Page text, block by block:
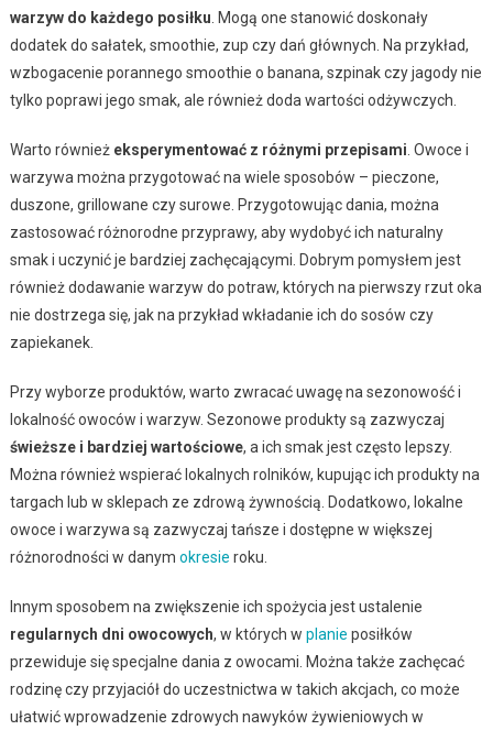
warzyw do każdego posiłku . Mogą one stanowić doskonały
dodatek do sałatek, smoothie, zup czy dań głównych. Na przykład,
wzbogacenie porannego smoothie o banana, szpinak czy jagody nie
tylko poprawi jego smak, ale również doda wartości odżywczych.
Warto również eksperymentować z różnymi przepisami . Owoce i
warzywa można przygotować na wiele sposobów – pieczone,
duszone, grillowane czy surowe. Przygotowując dania, można
zastosować różnorodne przyprawy, aby wydobyć ich naturalny
smak i uczynić je bardziej zachęcającymi. Dobrym pomysłem jest
również dodawanie warzyw do potraw, których na pierwszy rzut oka
nie dostrzega się, jak na przykład wkładanie ich do sosów czy
zapiekanek.
Przy wyborze produktów, warto zwracać uwagę na sezonowość i
lokalność owoców i warzyw. Sezonowe produkty są zazwyczaj
świeższe i bardziej wartościowe, a ich smak jest często lepszy.
Można również wspierać lokalnych rolników, kupując ich produkty na
targach lub w sklepach ze zdrową żywnością. Dodatkowo, lokalne
owoce i warzywa są zazwyczaj tańsze i dostępne w większej
różnorodności w danym okresie roku.
Innym sposobem na zwiększenie ich spożycia jest ustalenie
regularnych dni owocowych, w których w planie posiłków
przewiduje się specjalne dania z owocami. Można także zachęcać
rodzinę czy przyjaciół do uczestnictwa w takich akcjach, co może
ułatwić wprowadzenie zdrowych nawyków żywieniowych w